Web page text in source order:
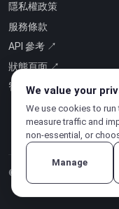
隱私權政策
服務條款
API 參考 ↗
狀態頁面 ↗
智慧即服務 ↗
© 2026 CloudSigma
We value your
We use cookies to
measure traffic and
non-essential, or
Manage